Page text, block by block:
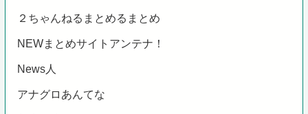
２ちゃんねるまとめるまとめ
NEWまとめサイトアンテナ！
News人
アナグロあんてな